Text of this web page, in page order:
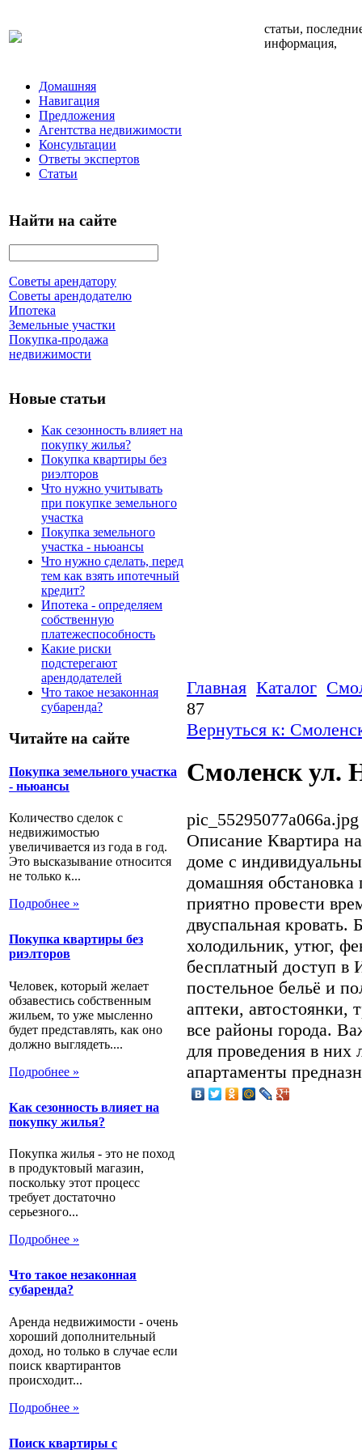
статьи,
информация,
Домашняя
Навигация
Предложения
Агентства недвижимости
Консультации
Ответы экспертов
Статьи
Найти на сайте
Советы арендатору
Советы арендодателю
Ипотека
Земельные участки
Покупка-продажа
недвижимости
Новые статьи
Как сезонность влияет на
покупку жилья?
Покупка квартиры без
риэлторов
Что нужно учитывать
при покупке земельного
участка
Покупка земельного
участка - ньюансы
Что нужно сделать, перед
тем как взять ипотечный
кредит?
Ипотека - определяем
собственную
платежеспособность
Какие риски
подстерегают
арендодателей
Что такое незаконная
субаренда?
Читайте на сайте
Покупка земельного участка
- ньюансы
Количество сделок с
недвижимостью
увеличивается из года в год.
Это высказывание относится
не только к...
Подробнее »
Покупка квартиры без
риэлторов
Человек, который желает
обзавестись собственным
жильем, то уже мысленно
будет представлять, как оно
должно выглядеть....
Подробнее »
Как сезонность влияет на
покупку жилья?
Покупка жилья - это не поход
в продуктовый магазин,
поскольку этот процесс
требует достаточно
серьезного...
Подробнее »
Что такое незаконная
субаренда?
Аренда недвижимости - очень
хороший дополнительный
доход, но только в случае если
поиск квартирантов
происходит...
Подробнее »
Поиск квартиры с
Главная Каталог
87
Вернуться к:
Смоленск ул.
pic_55295077a066a.jpg
Описание Квартира
доме с
домашняя обстановка
приятно провести
двуспальная кровать.
холодильник, утюг,
бесплатный доступ в
постельное бельё и
аптеки, автостоянки,
все районы города.
для проведения в
апартаменты